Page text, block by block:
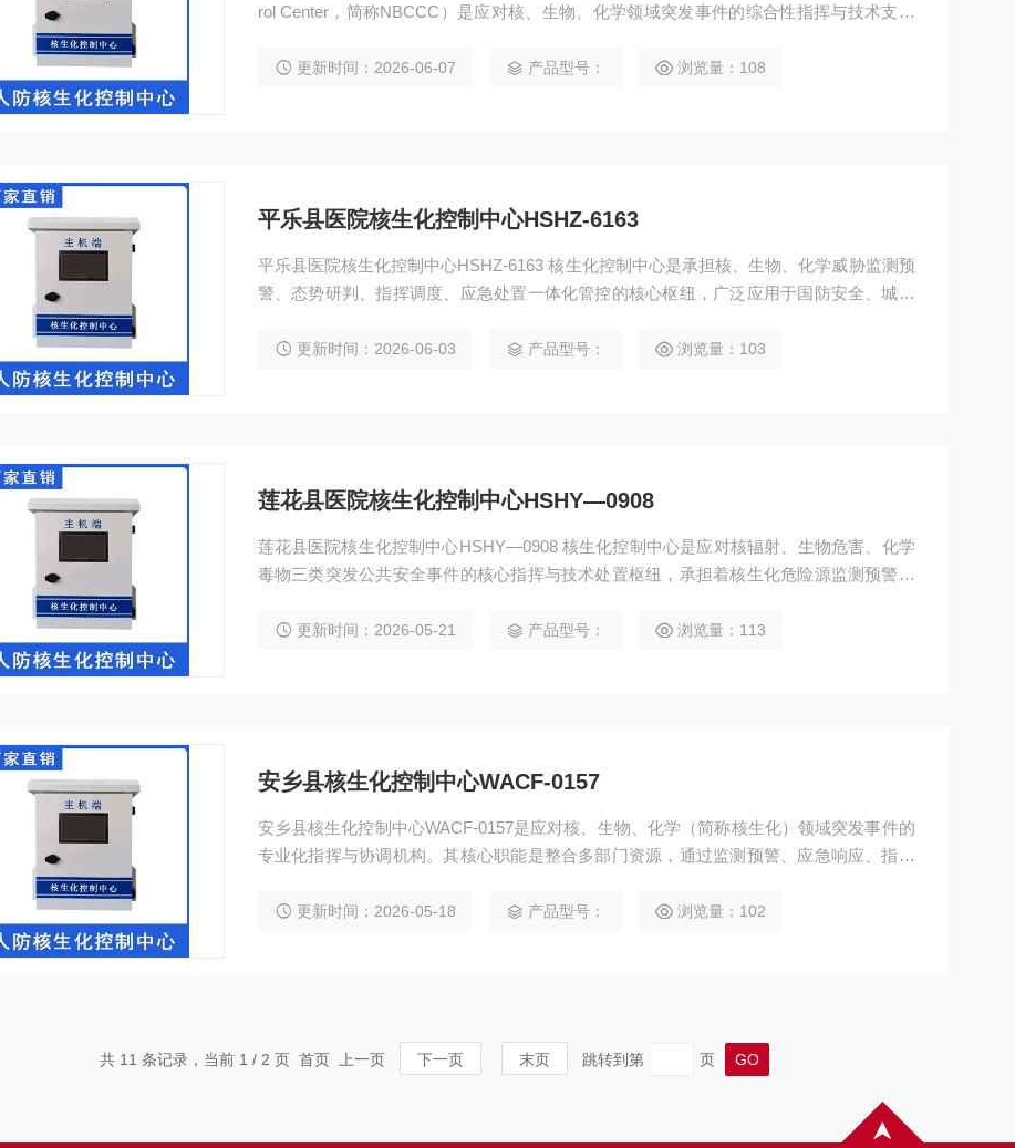
rol Center，简称NBCCC）是应对核、生物、化学领域突发事件的综合性指挥与技术支持
威胁的快速反应能力和处置，保障公共安全与生态环境。
更新时间：2026-06-07 产品型号： 浏览量：108
平乐县医院核生化控制中心HSHZ-6163
平乐县医院核生化控制中心HSHZ-6163 核生化控制中心是承担核、生物、化学威胁监测预
警、态势研判、指挥调度、应急处置一体化管控的核心枢纽，广泛应用于国防安全、城市
公共安全防护体系中的核心节点。
更新时间：2026-06-03 产品型号： 浏览量：103
莲花县医院核生化控制中心HSHY—0908
莲花县医院核生化控制中心HSHY—0908 核生化控制中心是应对核辐射、生物危害、化学
毒物三类突发公共安全事件的核心指挥与技术处置枢纽，承担着核生化危险源监测预警、
急管理模式，集中式控制中心能够整合多部门资源，实现核生化风险的全链条管控，在城
更新时间：2026-05-21 产品型号： 浏览量：113
安乡县核生化控制中心WACF-0157
安乡县核生化控制中心WACF-0157是应对核、生物、化学（简称核生化）领域突发事件的
专业化指挥与协调机构。其核心职能是整合多部门资源，通过监测预警、应急响应、指挥
会稳定的影响。该中心通常由政府主导，联合军事、科研、医疗、环保等机构共同组建，
更新时间：2026-05-18 产品型号： 浏览量：102
共 11 条记录，当前 1 / 2 页 首页 上一页 下一页 末页 跳转到第 页